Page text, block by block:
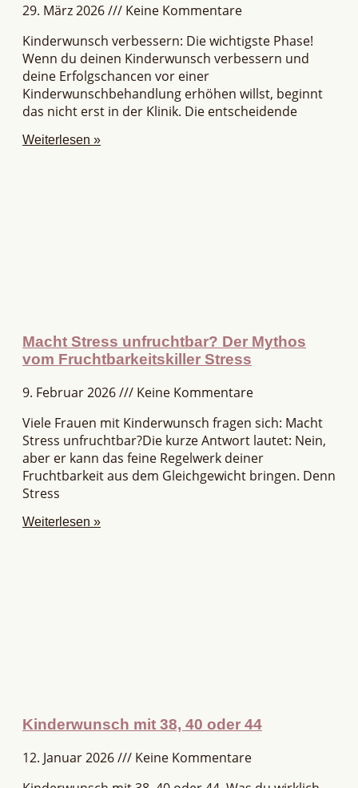
29. März 2026
Keine Kommentare
Kinderwunsch verbessern: Die wichtigste Phase!
Wenn du deinen Kinderwunsch verbessern und
deine Erfolgschancen vor einer
Kinderwunschbehandlung erhöhen willst, beginnt
das nicht erst in der Klinik. Die entscheidende
Weiterlesen »
Macht Stress unfruchtbar? Der Mythos
vom Fruchtbarkeitskiller Stress
9. Februar 2026
Keine Kommentare
Viele Frauen mit Kinderwunsch fragen sich: Macht
Stress unfruchtbar?Die kurze Antwort lautet: Nein,
aber er kann das feine Regelwerk deiner
Fruchtbarkeit aus dem Gleichgewicht bringen. Denn
Stress
Weiterlesen »
Kinderwunsch mit 38, 40 oder 44
12. Januar 2026
Keine Kommentare